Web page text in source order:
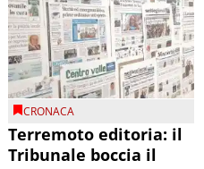
CRONACA
Terremoto editoria: il
Tribunale boccia il